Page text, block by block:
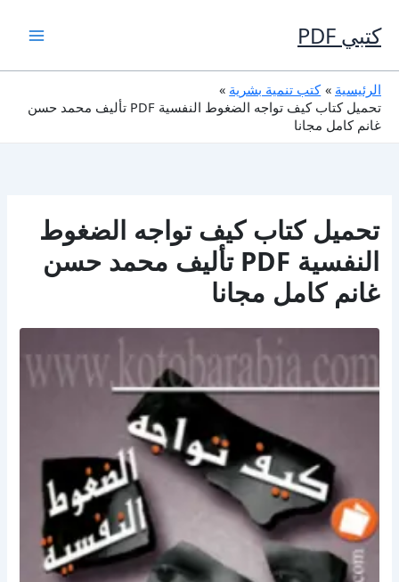
إلى
المحتوى
كتبي PDF
الرئيسية
كتب تنمية بشرية
تحميل كتاب كيف تواجه الضغوط النفسية PDF تأليف محمد حسن
غانم كامل مجانا
تحميل كتاب كيف تواجه الضغوط
النفسية PDF تأليف محمد حسن
غانم كامل مجانا